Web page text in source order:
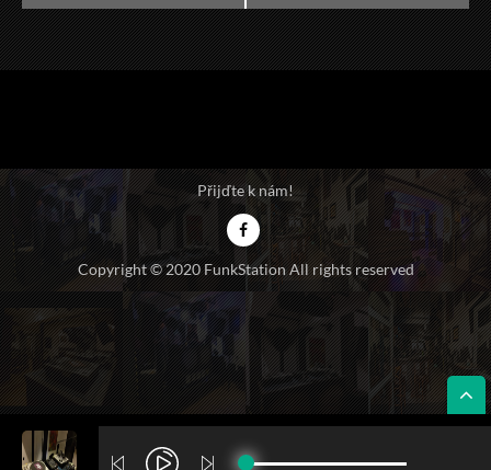
Přijďte k nám!
Copyright © 2020 FunkStation All rights reserved
ŽIVĚ Z PODNIKU